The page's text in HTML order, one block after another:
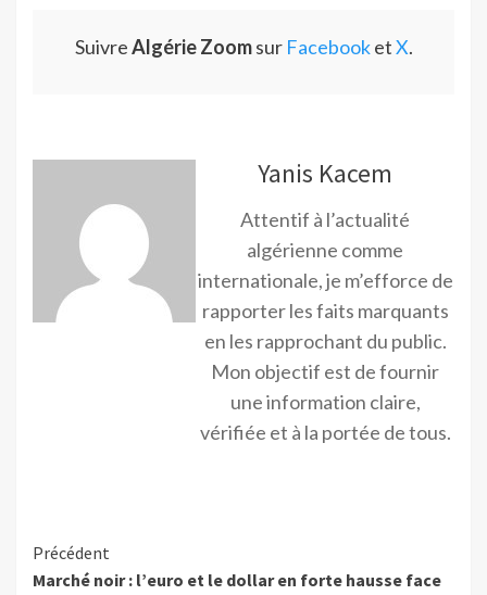
SuivreAlgérie Zoomsur FacebooketX.
Yanis Kacem
Attentif à l’actualité
algérienne comme
internationale, je m’efforce de
rapporter les faits marquants
en les rapprochant du public.
Mon objectif est de fournir
une information claire,
vérifiée et à la portée de tous.
Précédent
Marché noir : l’euro et le dollar en forte hausse face